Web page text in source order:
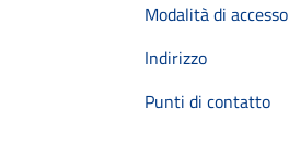
Modalità di accesso
Indirizzo
Punti di contatto